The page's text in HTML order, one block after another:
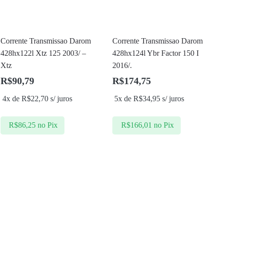
Corrente Transmissao Darom
428hx122l Xtz 125 2003/ –
Xtz
R$90,79
4x de R$22,70s/ juros
R$86,25 no Pix
Corrente Transmissao Darom
428hx124l Ybr Factor 150 I
2016/.
R$174,75
5x deR$34,95 s/ juros
R$166,01 no Pix